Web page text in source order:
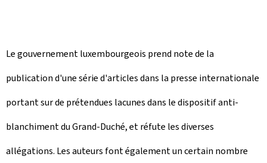
Le gouvernement luxembourgeois prend note de la
publication d'une série d'articles dans la presse internationale
portant sur de prétendues lacunes dans le dispositif anti-
blanchiment du Grand-Duché, et réfute les diverses
allégations. Les auteurs font également un certain nombre